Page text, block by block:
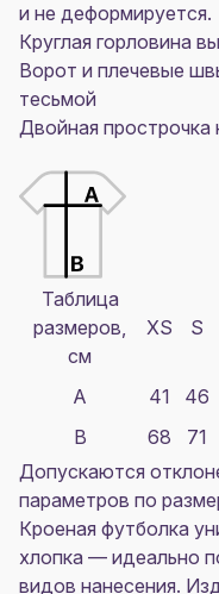
и не деформируется.
Круглая горловина
Ворот и плечевые
тесьмой
Двойная прострочка
Таблица
размеров,
см
XS S
A 41 46
B
68 71
Допускаются
параметров по
Кроеная футболка
хлопка — идеально
видов нанесения.